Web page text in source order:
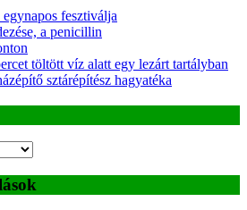
fesztiválja
a penicillin
töltött víz alatt egy lezárt tartályban
sztárépítész hagyatéka